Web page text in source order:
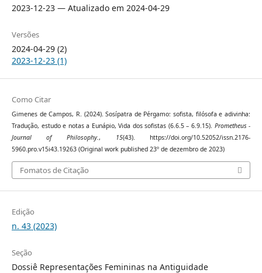
2023-12-23 — Atualizado em 2024-04-29
Versões
2024-04-29 (2)
2023-12-23 (1)
Como Citar
Gimenes de Campos, R. (2024). Sosípatra de Pérgamo: sofista, filósofa e adivinha:
Tradução, estudo e notas a Eunápio, Vida dos sofistas (6.6.5 – 6.9.15). Prometheus -
Journal of Philosophy., 15(43). https://doi.org/10.52052/issn.2176-
5960.pro.v15i43.19263 (Original work published 23º de dezembro de 2023)
Fomatos de Citação
Edição
n. 43 (2023)
Seção
Dossiê Representações Femininas na Antiguidade